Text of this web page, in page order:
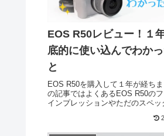
EOS R50レビュー！１
底的に使い込んでわか
と
EOS R50を購入して１年が経ち
の記事ではよくあるEOS R50のフ
インプレッションやただのスペッ
える率直な感想を良い点も悪い
書いていきたいと思います。